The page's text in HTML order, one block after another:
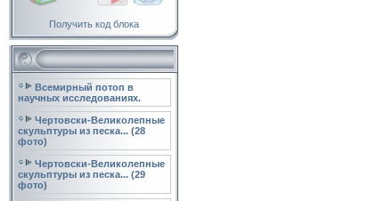
Получить код блока
Всемирный потоп в
научных исследованиях.
Чертовски-Великолепные
скульптуры из песка... (28
фото)
Чертовски-Великолепные
скульптуры из песка... (29
фото)